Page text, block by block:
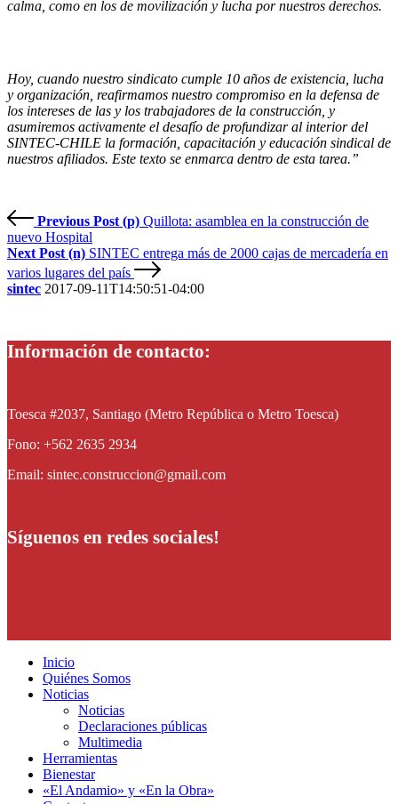
calma, como en los de movilización y lucha por nuestros derechos.
Hoy, cuando nuestro sindicato cumple 10 años de existencia, lucha
y organización, reafirmamos nuestro compromiso en la defensa de
los intereses de las y los trabajadores de la construcción, y
asumiremos activamente el desafío de profundizar al interior del
SINTEC-CHILE la formación, capacitación y educación sindical de
nuestros afiliados. Este texto se enmarca dentro de esta tarea.”
Previous Post (p) Quillota: asamblea en la construcción de
nuevo Hospital
Next Post (n) SINTEC entrega más de 2000 cajas de mercadería en
varios lugares del país
sintec 2017-09-11T14:50:51-04:00
Información de contacto:
Toesca #2037, Santiago (Metro República o Metro Toesca)
Fono: +562 2635 2934
Email: sintec.construccion@gmail.com
Síguenos en redes sociales!
Inicio
Quiénes Somos
Noticias
Noticias
Declaraciones públicas
Multimedia
Herramientas
Bienestar
«El Andamio» y «En la Obra»